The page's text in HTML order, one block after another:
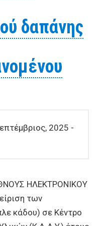
δαπάνης
2025 -
ΗΛΕΚΤΡΟΝΙΚΟΥ
των
κάδου) σε Κέντρο